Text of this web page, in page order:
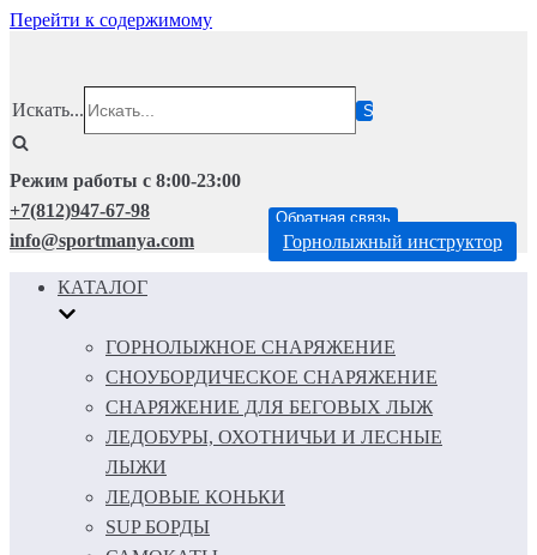
Перейти к содержимому
Искать...
Режим работы с 8:00-23:00
+7(812)947-67-98
info@sportmanya.com
Обратная связь
Горнолыжный инструктор
КАТАЛОГ
ГОРНОЛЫЖНОЕ СНАРЯЖЕНИЕ
СНОУБОРДИЧЕСКОЕ СНАРЯЖЕНИЕ
СНАРЯЖЕНИЕ ДЛЯ БЕГОВЫХ ЛЫЖ
ЛЕДОБУРЫ, ОХОТНИЧЬИ И ЛЕСНЫЕ
ЛЫЖИ
ЛЕДОВЫЕ КОНЬКИ
SUP БОРДЫ